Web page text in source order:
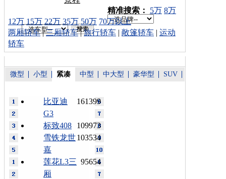
车型搜索：
精准搜索： 5万 8万
12万 15万 22万 35万 50万 70万以上
两厢轿车|三厢轿车|旅行轿车 | 敞篷轿车 | 运动
轿车
微型 小型 紧凑 中型 中大型 豪华型 SUV
161399
比亚迪
G3
109973
标致408
103534
雪铁龙世
嘉
95654
莲花L3三
厢